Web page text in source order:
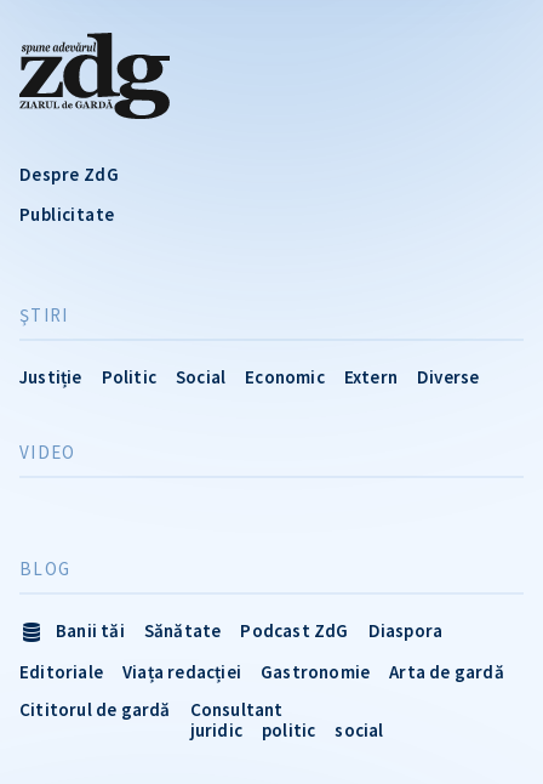
Despre ZdG
Publicitate
ŞTIRI
Justiție Politic Social Economic Extern Diverse
VIDEO
BLOG
Banii tăi Sănătate Podcast ZdG
Diaspora
Editoriale
Viața redacției Gastronomie
Arta de gardă
Cititorul de gardă
Consultant
juridic
politic social